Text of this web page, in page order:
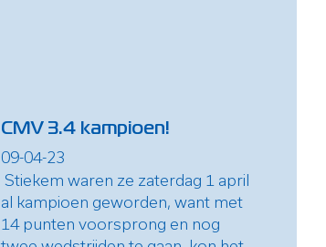
CMV 3.4 kampioen!
09-04-23
Stiekem waren ze zaterdag 1 april
al kampioen geworden, want met
14 punten voorsprong en nog